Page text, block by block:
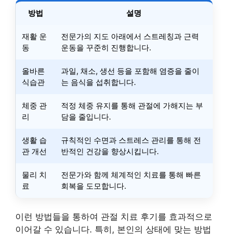
방법 설명
재활 운
동
전문가의 지도 아래에서 스트레칭과 근력
운동을 꾸준히 진행합니다.
올바른
식습관
과일, 채소, 생선 등을 포함해 염증을 줄이
는 음식을 섭취합니다.
체중 관
리
적정 체중 유지를 통해 관절에 가해지는 부
담을 줄입니다.
생활 습
관 개선
규칙적인 수면과 스트레스 관리를 통해 전
반적인 건강을 향상시킵니다.
물리 치
료
전문가와 함께 체계적인 치료를 통해 빠른
회복을 도모합니다.
이런 방법들을 통하여 관절 치료 후기를 효과적으로
이어갈 수 있습니다. 특히, 본인의 상태에 맞는 방법